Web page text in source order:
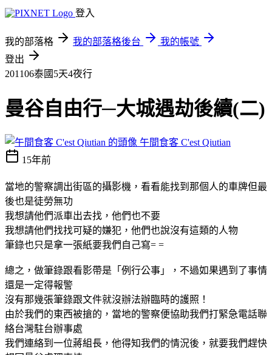
登入
我的部落格 我的部落格後台
我的帳號
登出
201106泰國5天4夜行
曼谷自由行─大城遇劫後續(二)
午間食客 C'est Qiutian
15年前
當地的警察調出街區的攝影機，看看能找到那個人的車牌但最
後也是徒勞無功
我想請他們派車出去找，他們也不要
我想請他們找找可疑的嫌犯，他們也說沒有這類的人物
筆錄也只是拿一張紙要我們自己寫= =
總之，做筆錄跟看影帶是「例行公事」，不過如果遇到了事情
還是一定得報警
沒有那幾張筆錄跟文件就沒辦法辦臨時的護照！
由於我們的東西被搶的，當地的警察便協助我們打緊急電話聯
絡台灣駐台辦事處
我們連絡到一位蔣組長，他得知我們的情況後，就要我們趕快